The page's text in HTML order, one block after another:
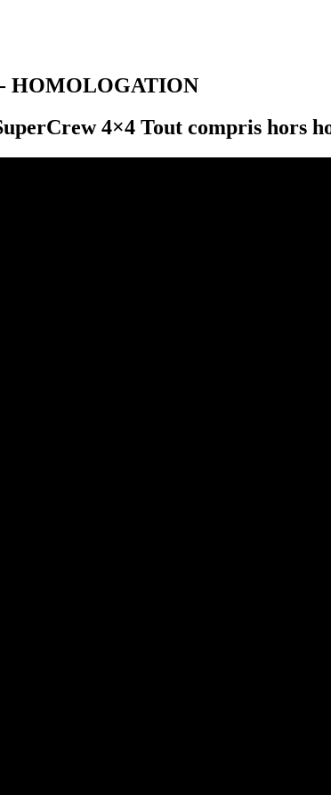
HOMOLOGATION
4×4 Tout compris hors